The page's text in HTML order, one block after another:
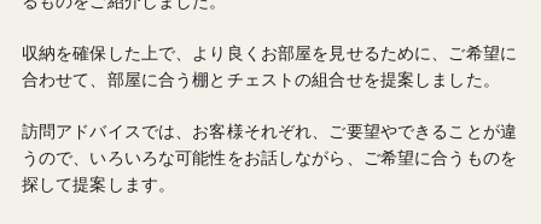
収納を確保した上で、より良くお部屋を見せるために、ご希望に
合わせて、部屋に合う棚とチェストの組合せを提案しました。
訪問アドバイスでは、お客様それぞれ、ご要望やできることが違
うので、いろいろな可能性をお話しながら、ご希望に合うものを
探して提案します。